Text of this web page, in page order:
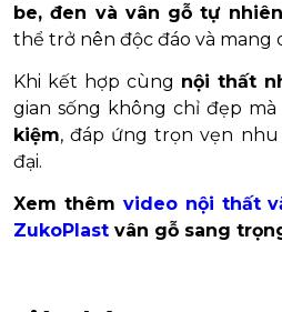
be, đen và vân gỗ tự nhiên
thể trở nên độc đáo và mang
Khi kết hợp cùng nội thất
gian sống không chỉ đẹp mà
kiệm, đáp ứng trọn vẹn
đại.
Xem thêm video nội thất
ZukoPlast vân gỗ sang